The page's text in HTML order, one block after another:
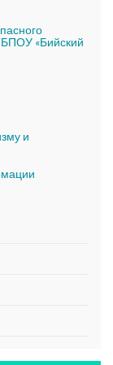
«Бийский
и